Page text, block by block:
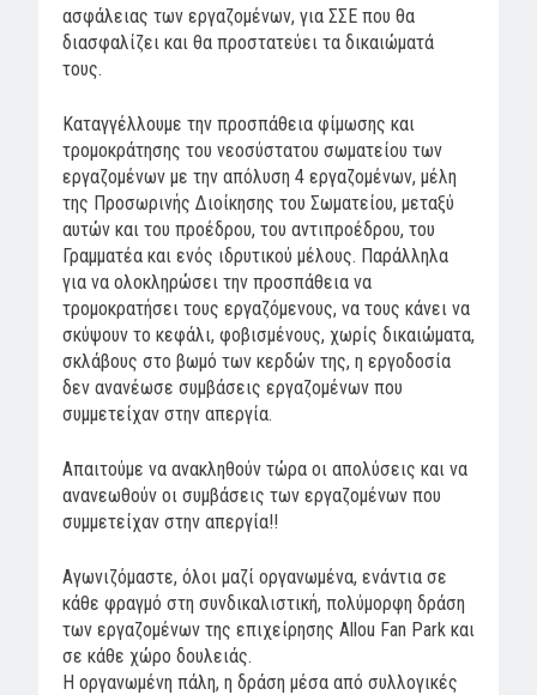
ασφάλειας των εργαζομένων, για ΣΣΕ που θα
διασφαλίζει και θα προστατεύει τα δικαιώματά
τους.
Καταγγέλλουμε την προσπάθεια φίμωσης και
τρομοκράτησης του νεοσύστατου σωματείου των
εργαζομένων με την απόλυση 4 εργαζομένων, μέλη
της Προσωρινής Διοίκησης του Σωματείου, μεταξύ
αυτών και του προέδρου, του αντιπροέδρου, του
Γραμματέα και ενός ιδρυτικού μέλους. Παράλληλα
για να ολοκληρώσει την προσπάθεια να
τρομοκρατήσει τους εργαζόμενους, να τους κάνει να
σκύψουν το κεφάλι, φοβισμένους, χωρίς δικαιώματα,
σκλάβους στο βωμό των κερδών της, η εργοδοσία
δεν ανανέωσε συμβάσεις εργαζομένων που
συμμετείχαν στην απεργία.
Απαιτούμε να ανακληθούν τώρα οι απολύσεις και να
ανανεωθούν οι συμβάσεις των εργαζομένων που
συμμετείχαν στην απεργία!!
Αγωνιζόμαστε, όλοι μαζί οργανωμένα, ενάντια σε
κάθε φραγμό στη συνδικαλιστική, πολύμορφη δράση
των εργαζομένων της επιχείρησης Allou Fan Park και
σε κάθε χώρο δουλειάς.
Η οργανωμένη πάλη, η δράση μέσα από συλλογικές